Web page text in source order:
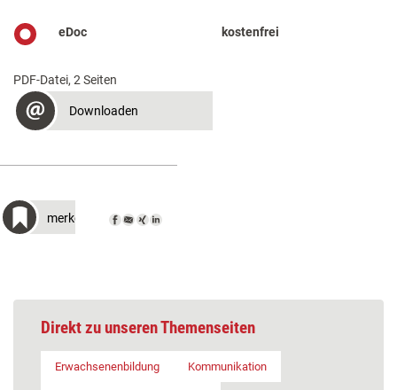
eDoc kostenfrei
PDF-Datei, 2 Seiten
Downloaden
merken
Direkt zu unseren Themenseiten
Erwachsenenbildung Kommunikation